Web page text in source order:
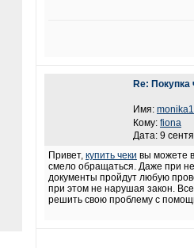
Re: Покупка
Имя:
Кому: fiona
Дата: 9
Привет, купить чеки вы можете
смело обращаться. Даже при
документы пройдут любую
при этом не нарушая закон.
решить свою проблему с